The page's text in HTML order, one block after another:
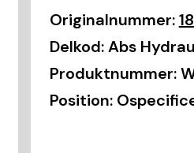
Originalnummer:
Delkod: Abs
Produktnummer:
Position: